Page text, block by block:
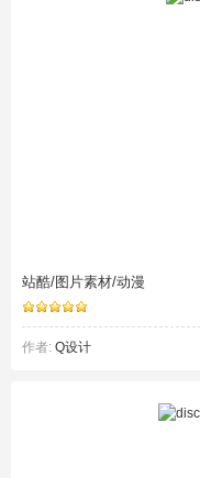
站酷/图片素材/动漫
作者: Q设计